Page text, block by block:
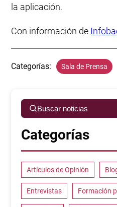
la aplicación.
Con información de
Categorías: Sala de Prensa
Buscar noticias
Categorías
Artículos de Opinión
Entrevistas Formación